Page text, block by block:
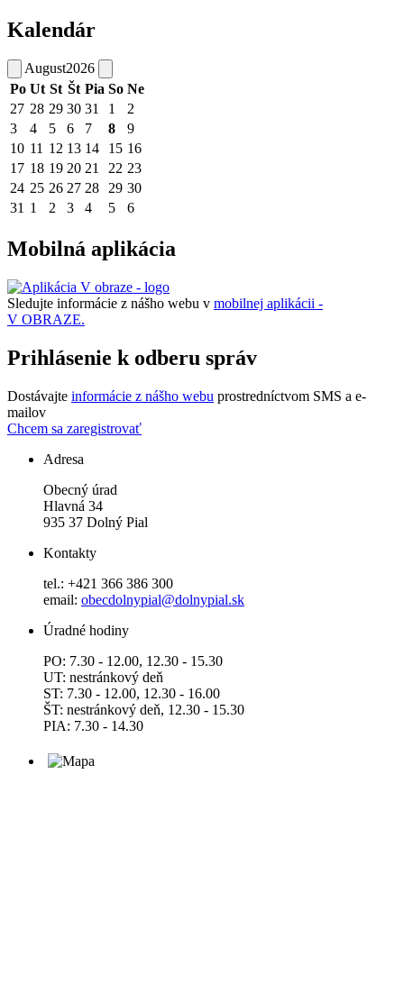
Kalendár
August2026
Po Ut St Št Pia So Ne
27 28 29 30 31 1
2
3
4 5 6 7 8
9
10 11 12 13 14 15 16
17 18 19 20 21 22 23
24 25 26 27 28 29 30
31 1 2 3 4 5 6
Mobilná aplikácia
Sledujte informácie z nášho webu v mobilnej aplikácii -
V OBRAZE.
Prihlásenie k odberu správ
Dostávajte informácie z nášho webu prostredníctvom SMS a e-
mailov
Chcem sa zaregistrovať
Adresa
Obecný úrad
Hlavná 34
935 37 Dolný Pial
Kontakty
tel.: +421 366 386 300
email: obecdolnypial@dolnypial.sk
Úradné hodiny
PO: 7.30 - 12.00, 12.30 - 15.30
UT: nestránkový deň
ST: 7.30 - 12.00, 12.30 - 16.00
ŠT: nestránkový deň, 12.30 - 15.30
PIA: 7.30 - 14.30